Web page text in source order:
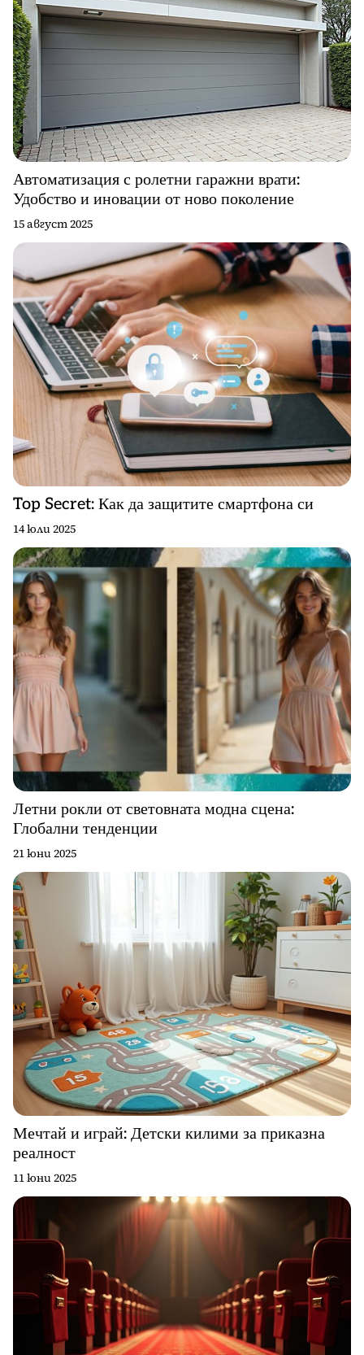
Автоматизация с ролетни гаражни врати:
Удобство и иновации от ново поколение
15 август 2025
Top Secret: Как да защитите смартфона си
14 юли 2025
Летни рокли от световната модна сцена:
Глобални тенденции
21 юни 2025
Мечтай и играй: Детски килими за приказна
реалност
11 юни 2025